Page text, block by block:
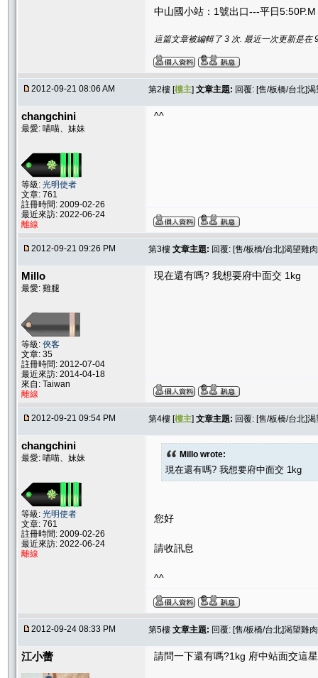
中山國小站：1號出口---平日5:50P.M
這篇文章被編輯了 3 次. 最近一次更新是在
2012-09-21 08:06 AM 第2樓 [樓主] 文章主題: 回覆: [售/板橋/台北]
changchini
最愛: 喵喵、妹妹
等級: 光明使者
文章: 761
註冊時間: 2009-02-26
最近來訪: 2022-06-24
離線
^^
2012-09-21 09:26 PM 第3樓 文章主題: 回覆: [售/板橋/台北]渴望雞
Millo
最愛: 雞腿
等級: 俠客
文章: 35
註冊時間: 2012-07-04
最近來訪: 2014-04-18
來自: Taiwan
離線
現在還有嗎? 我想要府中面交 1kg
2012-09-21 09:54 PM 第4樓 [樓主] 文章主題: 回覆: [售/板橋/台北]
changchini
最愛: 喵喵、妹妹
等級: 光明使者
文章: 761
註冊時間: 2009-02-26
最近來訪: 2022-06-24
離線
Millo wrote:
現在還有嗎? 我想要府中面交 1kg
您好
請收訊息
^^
2012-09-24 08:33 PM 第5樓 文章主題: 回覆: [售/板橋/台北]渴望雞
江小蕾 請問一下還有嗎?1kg 府中站面交這